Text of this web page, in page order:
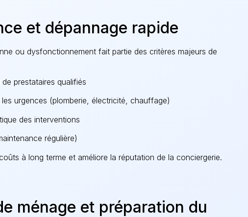
et dépannage rapide
ou dysfonctionnement fait partie des critères majeurs de
prestataires qualifiés
urgences (plomberie, électricité, chauffage)
des interventions
régulière)
à long terme et améliore la réputation de la conciergerie.
ménage et préparation du